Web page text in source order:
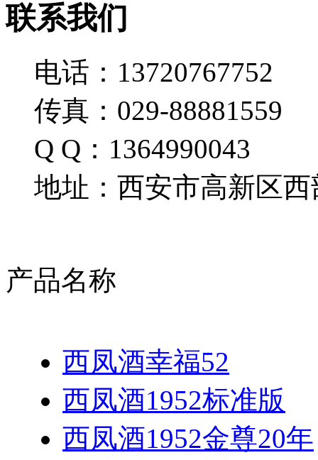
联系我们
电话：13720767752
传真：029-88881559
Q Q：1364990043
地址：西安市高新区西
产品名称
西凤酒幸福52
西凤酒1952标准版
西凤酒1952金尊20年